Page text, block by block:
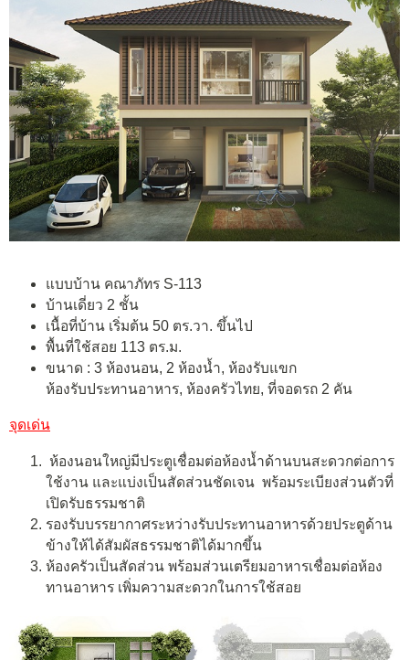
แบบบ้าน คณาภัทร S-113
บ้านเดี่ยว 2 ชั้น
เนื้อที่บ้าน เริ่มต้น 50 ตร.วา. ขึ้นไป
พื้นที่ใช้สอย 113 ตร.ม.
ขนาด : 3 ห้องนอน, 2 ห้องน้ำ, ห้องรับแขก
ห้องรับประทานอาหาร, ห้องครัวไทย, ที่จอดรถ 2 คัน
จุดเด่น
ห้องนอนใหญ่มีประตูเชื่อมต่อห้องน้ำด้านบนสะดวกต่อการ
ใช้งาน และแบ่งเป็นสัดส่วนชัดเจน พร้อมระเบียงส่วนตัวที่
เปิดรับธรรมชาติ
รองรับบรรยากาศระหว่างรับประทานอาหารด้วยประตูด้าน
ข้างให้ได้สัมผัสธรรมชาติได้มากขึ้น
ห้องครัวเป็นสัดส่วน พร้อมส่วนเตรียมอาหารเชื่อมต่อห้อง
ทานอาหาร เพิ่มความสะดวกในการใช้สอย